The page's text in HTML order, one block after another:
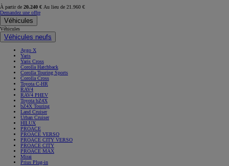
À partir de 20.240 € Au lieu de 21.960 €
Demandez une offre
Véhicules
Véhicules
Véhicules neufs
Aygo X
Yaris
Yaris Cross
Corolla Hatchback
Corolla Touring Sports
Corolla Cross
Toyota C-HR
RAV4
RAV4 PHEV
Toyota bZ4X
bZ4X Touring
Land Cruiser
Urban Cruiser
HILUX
PROACE
PROACE VERSO
PROACE CITY VERSO
PROACE CITY
PROACE MAX
Mirai
Prius Plug-in